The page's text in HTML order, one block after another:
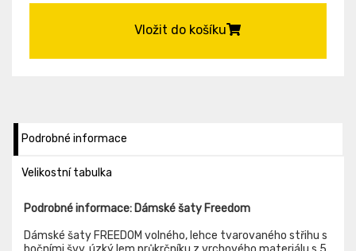
Vložit do košíku
Podrobné informace
Velikostní tabulka
Podrobné informace: Dámské šaty Freedom
Dámské šaty FREEDOM volného, lehce tvarovaného střihu s